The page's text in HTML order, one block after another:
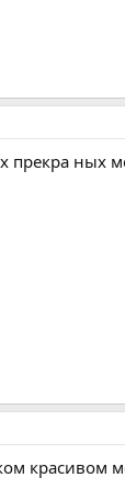
прекра ных
красивом